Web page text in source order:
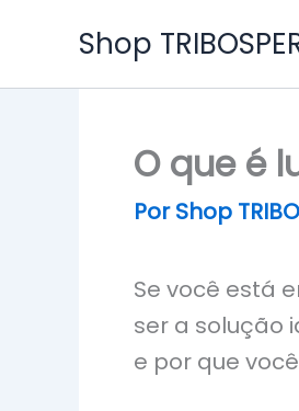
o
Shop
O que é
PorShop
Se você está
ser a solução
e por que